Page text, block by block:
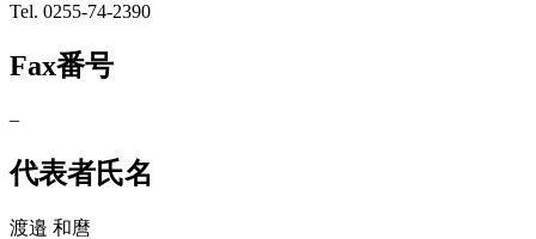
Tel. 0255-74-2390
Fax番号
–
代表者氏名
渡邉 和麿